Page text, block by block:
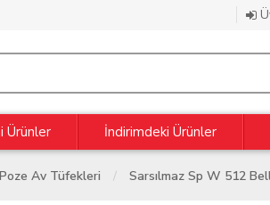
Ürünler İndirimdeki Ürünler
Av Tüfekleri Sarsılmaz Sp W 512